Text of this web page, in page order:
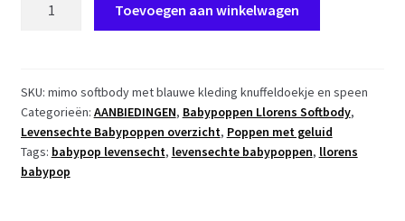
soft
body
baby
pop
met
Toevoegen aan winkelwagen
SKU: mimo softbody met blauwe kleding knuffeldoekje en speen
Categorieën: AANBIEDINGEN, Babypoppen Llorens Softbody,
Levensechte Babypoppen overzicht, Poppen met geluid
Tags: babypop levensecht, levensechte babypoppen, llorens
babypop